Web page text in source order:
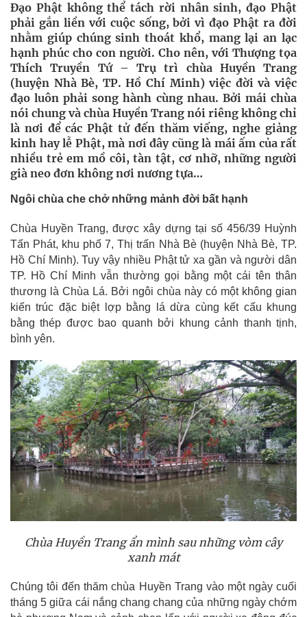
Đạo Phật không thể tách rời nhân sinh, đạo Phật
phải gắn liền với cuộc sống, bởi vì đạo Phật ra đời
nhằm giúp chúng sinh thoát khổ, mang lại an lạc
hạnh phúc cho con người. Cho nên, với Thượng tọa
Thích Truyền Tứ – Trụ trì chùa Huyền Trang
(huyện Nhà Bè, TP. Hồ Chí Minh) việc đời và việc
đạo luôn phải song hành cùng nhau. Bởi mái chùa
nói chung và chùa Huyền Trang nói riêng không chỉ
là nơi để các Phật tử đến thăm viếng, nghe giảng
kinh hay lễ Phật, mà nơi đây cũng là mái ấm của rất
nhiều trẻ em mồ côi, tàn tật, cơ nhỡ, những người
già neo đơn không nơi nương tựa…
Ngôi chùa che chở những mảnh đời bất hạnh
Chùa Huyền Trang, được xây dựng tại số 456/39 Huỳnh
Tấn Phát, khu phố 7, Thị trấn Nhà Bè (huyện Nhà Bè, TP.
Hồ Chí Minh). Tuy vậy nhiều Phật tử xa gần và người dân
TP. Hồ Chí Minh vẫn thường gọi bằng một cái tên thân
thương là Chùa Lá. Bởi ngôi chùa này có một không gian
kiến trúc đặc biệt lợp bằng lá dừa cùng kết cấu khung
bằng thép được bao quanh bởi khung cảnh thanh tịnh,
bình yên.
Chùa Huyền Trang ẩn mình sau những vòm cây
xanh mát
Chúng tôi đến thăm chùa Huyền Trang vào một ngày cuối
tháng 5 giữa cái nắng chang chang của những ngày chớm